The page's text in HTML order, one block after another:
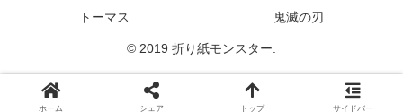
トーマス
鬼滅の刃
© 2019 折り紙モンスター.
ホーム シェア トップ サイドバー